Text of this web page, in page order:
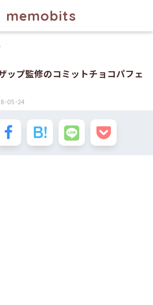
memobits
ップ監修のコミットチョコパフェ
05-24